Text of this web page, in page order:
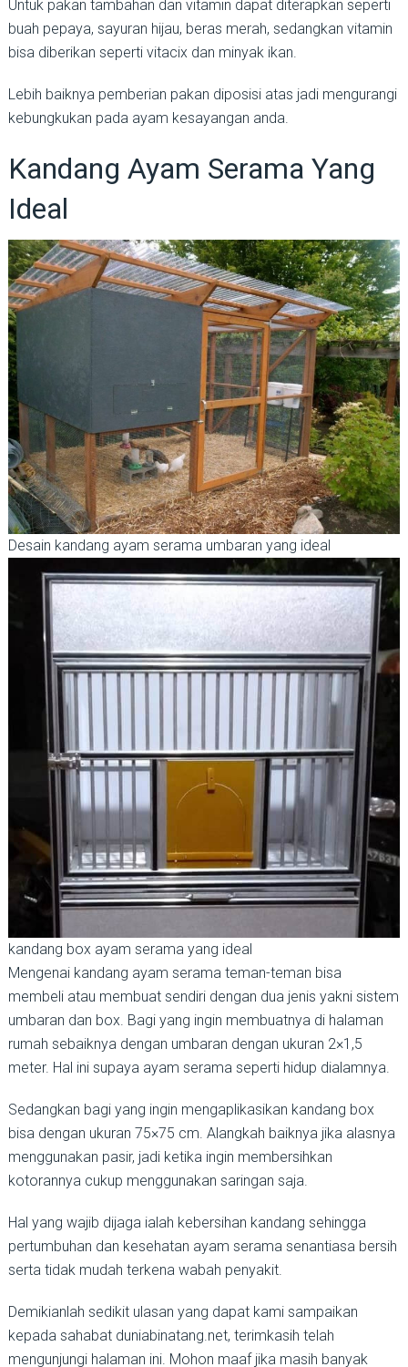
Untuk pakan tambahan dan vitamin dapat diterapkan seperti
buah pepaya, sayuran hijau, beras merah, sedangkan vitamin
bisa diberikan seperti vitacix dan minyak ikan.
Lebih baiknya pemberian pakan diposisi atas jadi mengurangi
kebungkukan pada ayam kesayangan anda.
Kandang Ayam Serama Yang
Ideal
Desain kandang ayam serama umbaran yang ideal
kandang box ayam serama yang ideal
Mengenai kandang ayam serama teman-teman bisa
membeli atau membuat sendiri dengan dua jenis yakni sistem
umbaran dan box. Bagi yang ingin membuatnya di halaman
rumah sebaiknya dengan umbaran dengan ukuran 2×1,5
meter. Hal ini supaya ayam serama seperti hidup dialamnya.
Sedangkan bagi yang ingin mengaplikasikan kandang box
bisa dengan ukuran 75×75 cm. Alangkah baiknya jika alasnya
menggunakan pasir, jadi ketika ingin membersihkan
kotorannya cukup menggunakan saringan saja.
Hal yang wajib dijaga ialah kebersihan kandang sehingga
pertumbuhan dan kesehatan ayam serama senantiasa bersih
serta tidak mudah terkena wabah penyakit.
Demikianlah sedikit ulasan yang dapat kami sampaikan
kepada sahabat duniabinatang.net, terimkasih telah
mengunjungi halaman ini. Mohon maaf jika masih banyak